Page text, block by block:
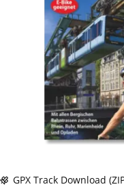
GPX Track Download